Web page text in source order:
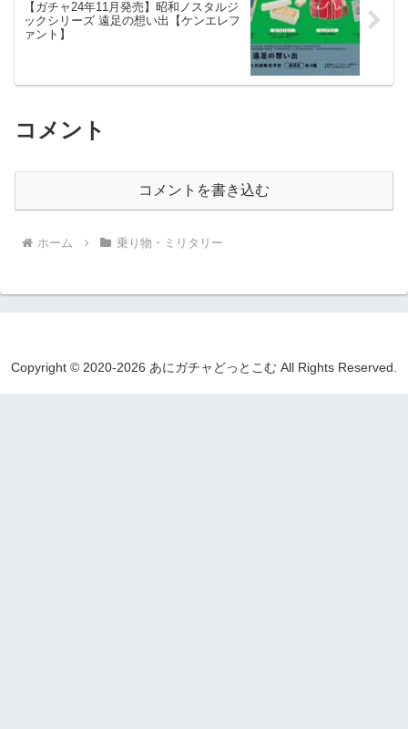
【ガチャ24年11月発売】昭和ノスタルジ
ックシリーズ 遠足の想い出【ケンエレフ
ァント】
コメント
コメントを書き込む
ホーム 乗り物・ミリタリー
Copyright © 2020-2026 あにガチャどっとこむ All Rights Reserved.